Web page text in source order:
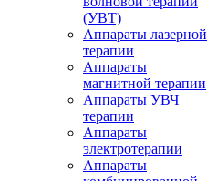
(УВТ)
Аппараты лазерной
терапии
Аппараты
магнитной терапии
Аппараты УВЧ
терапии
Аппараты
электротерапии
Аппараты